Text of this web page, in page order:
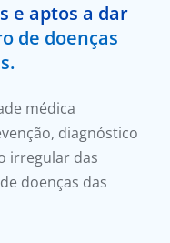
e aptos a dar
de doenças
médica
diagnóstico
irregular das
doenças das